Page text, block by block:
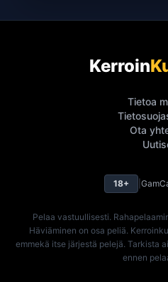
Kerroin
Tietoa
Ota
18+
Pelaa vastuullisesti.
Häviäminen on osa peliä.
emmekä itse järjestä pelejä. Tarkista
ennen